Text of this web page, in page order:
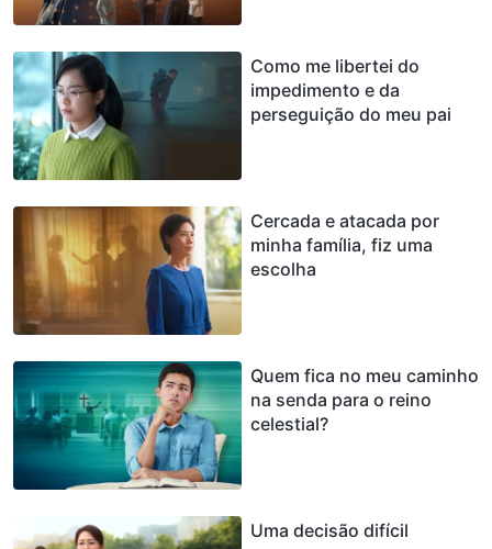
Como me libertei do
impedimento e da
perseguição do meu pai
Cercada e atacada por
minha família, fiz uma
escolha
Quem fica no meu caminho
na senda para o reino
celestial?
Uma decisão difícil